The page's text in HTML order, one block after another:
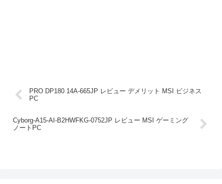
PRO DP180 14A-665JP レビュー デメリット MSI ビジネス
PC
Cyborg-A15-AI-B2HWFKG-0752JP レビュー MSI ゲーミング
ノートPC